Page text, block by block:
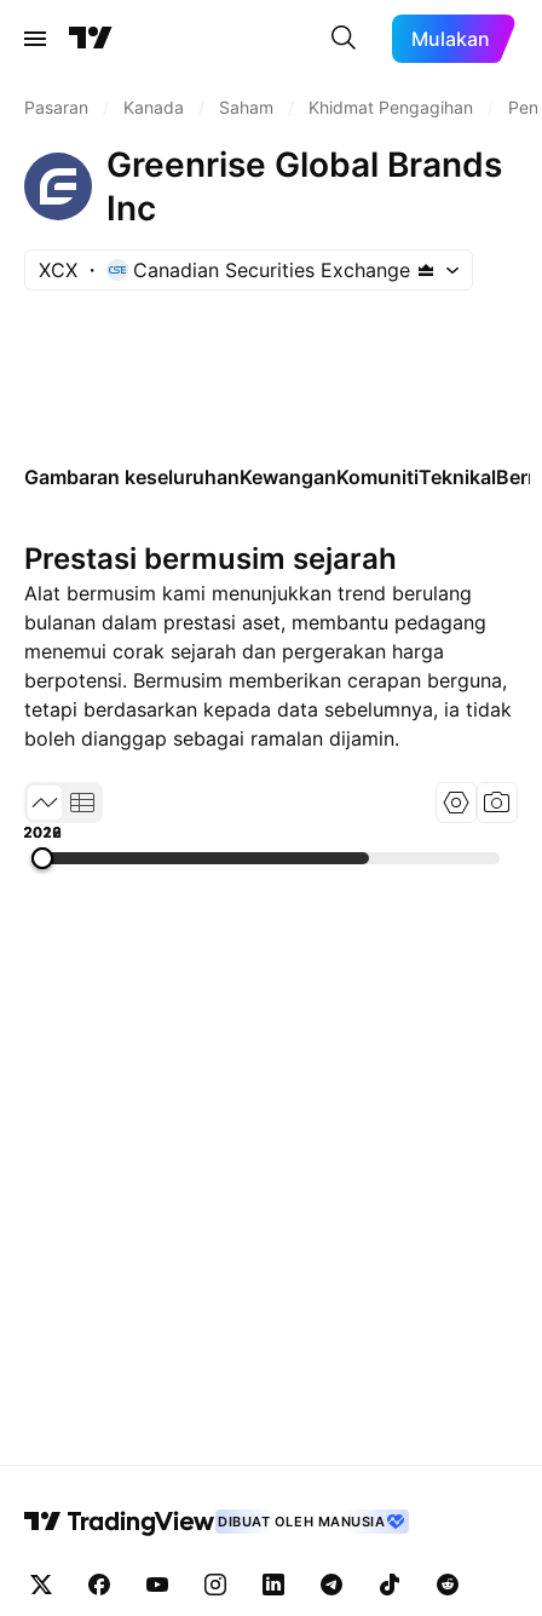
Mulakan
Pasaran Kanada Saham Khidmat Pengagihan
Greenrise Global Brands
Inc
XCX Canadian Securities Exchange
Gambaran keseluruhanKewanganKomunitiTeknikal
Prestasi bermusim sejarah
Alat bermusim kami menunjukkan trend berulang
bulanan dalam prestasi aset, membantu pedagang
menemui corak sejarah dan pergerakan harga
berpotensi. Bermusim memberikan cerapan berguna,
tetapi berdasarkan kepada data sebelumnya, ia tidak
boleh dianggap sebagai ramalan dijamin.
2019
2022
2026
DIBUAT OLEH MANUSIA